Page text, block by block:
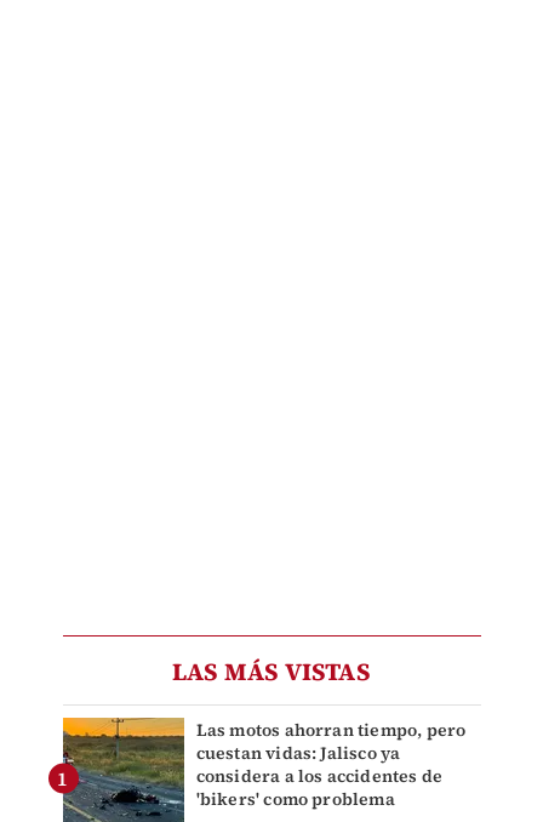
LAS MÁS VISTAS
Las motos ahorran tiempo, pero
cuestan vidas: Jalisco ya
considera a los accidentes de
'bikers' como problema